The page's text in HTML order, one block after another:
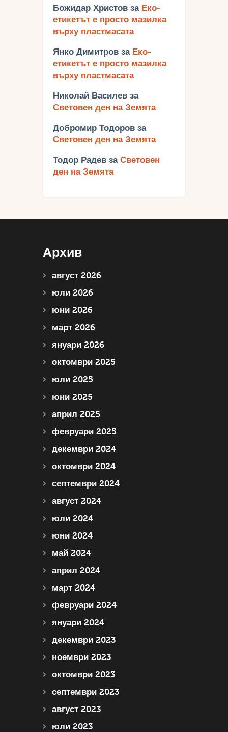
Божидар Христов за Еко-
етикетът е просто мазилка
върху пластмасата
Янко Димитров за Еко-
етикетът е просто мазилка
върху пластмасата
Николай Василев за
Световен ден на Земята
Добромир Тодоров за
Световен ден на Земята
Тодор Радев за Световен
ден на Земята
Архив
август 2026
юли 2026
юни 2026
март 2026
януари 2026
октомври 2025
юли 2025
юни 2025
април 2025
февруари 2025
декември 2024
октомври 2024
септември 2024
август 2024
юли 2024
юни 2024
май 2024
април 2024
март 2024
февруари 2024
януари 2024
декември 2023
ноември 2023
октомври 2023
септември 2023
август 2023
юли 2023